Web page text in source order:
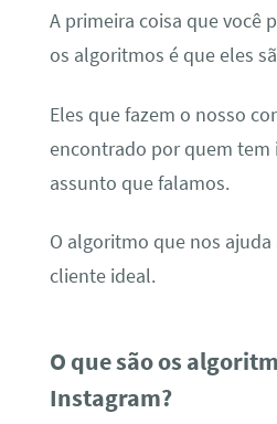
A primeira coisa que você
os algoritmos é que eles
Eles que fazem o nosso
encontrado por quem tem
assunto que falamos.
O algoritmo que nos
cliente ideal.
O que são os
Instagram?